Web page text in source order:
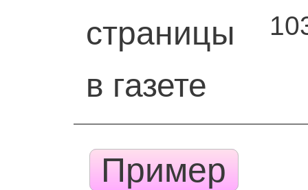
страницы
в газете
Пример